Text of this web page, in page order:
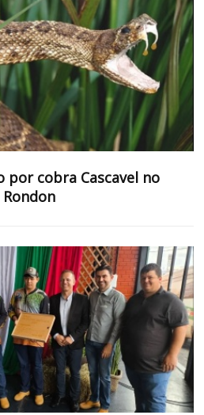
por cobra Cascavel no